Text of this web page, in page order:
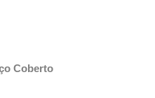
Coberto